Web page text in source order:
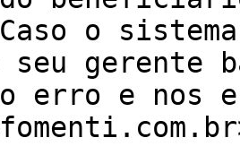
o
seu gerente
erro e nos